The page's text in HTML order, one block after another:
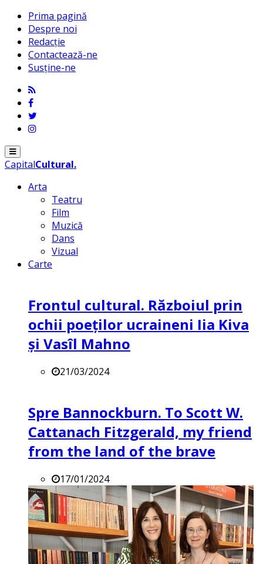
Prima pagină
Despre noi
Redacție
Contactează-ne
Susține-ne
Menu
CapitalCultural.
Arta
Teatru
Film
Muzică
Dans
Vizual
Carte
Frontul cultural. Războiul prin
ochii poeților ucraineni Iia Kiva
și Vasîl Mahno
21/03/2024
Spre Bannockburn. To Scott W.
Cattanach Fitzgerald, my friend
from the land of the brave
17/01/2024